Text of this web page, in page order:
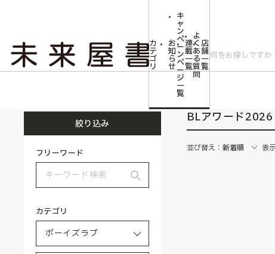
カ
テ
ゴ
リ
お
知
ら
せ
キ
ャ
ン
ペ
ー
ン
ペ
ー
ジ
一
覧
連
載
一
覧
よ
く
あ
る
質
問
店
舗
一
覧
絞り込み
フリーワード
カテゴリ
BLアワード2026
並び替え： 新着順 表